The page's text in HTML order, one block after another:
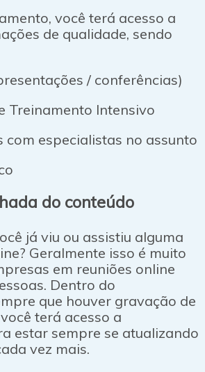
você terá acesso a
de qualidade, sendo
/ conferências)
Treinamento Intensivo
com especialistas no assunto
do conteúdo
já viu ou assistiu alguma
Geralmente isso é muito
em reuniões online
Dentro do
que houver gravação de
terá acesso a
estar sempre se atualizando
vez mais.